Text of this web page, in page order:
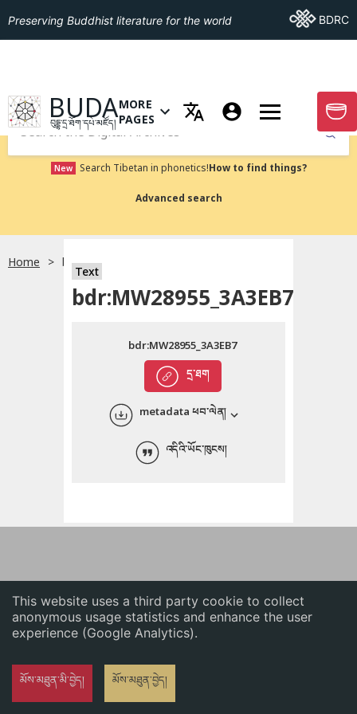
This website uses a third party cookie to collect
anonymous usage statistics and enhance the user
experience (Google Analytics).
མོས་མཐུན་མི་བྱེད། མོས་མཐུན་བྱེད།
English
ភាសាខ្មែរ
Preserving Buddhist literature for the world Go ToBDRC
GO TO HOMEPAGE
BUDA
བུདྡྷ་དྲ་ཐོག་དཔེ་མཛོད།
OPEN MENU OF MORE PAGES
MORE
PAGES
GO
Submit
New Search Tibetan in phonetics!How to find things?
Advanced search
Home bdr:MW28955_3A3EB7
Text
bdr:MW28955_3A3EB7
དྲ་ཐག
bdr:MW28955_3A3EB7
metadata ཕབ་ལེན།
འདིའི་ཡོང་ཁུངས།